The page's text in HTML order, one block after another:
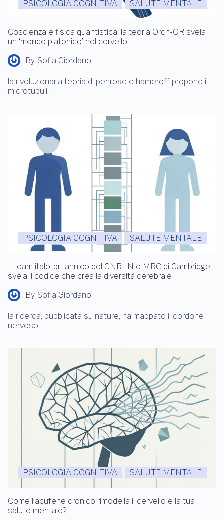
PSICOLOGIA COGNITIVA SALUTE MENTALE
Coscienza e fisica quantistica: la teoria Orch-OR svela
un ‘mondo platonico’ nel cervello
By Sofia Giordano
la rivoluzionaria teoria di penrose e hameroff propone i
microtubuli…
PSICOLOGIA COGNITIVA SALUTE MENTALE
Il team italo-britannico del CNR-IN e MRC di Cambridge
svela il codice che crea la diversità cerebrale
By Sofia Giordano
la ricerca, pubblicata su nature, ha mappato il cordone
nervoso…
PSICOLOGIA COGNITIVA SALUTE MENTALE
Come l’acufene cronico rimodella il cervello e la tua
salute mentale?